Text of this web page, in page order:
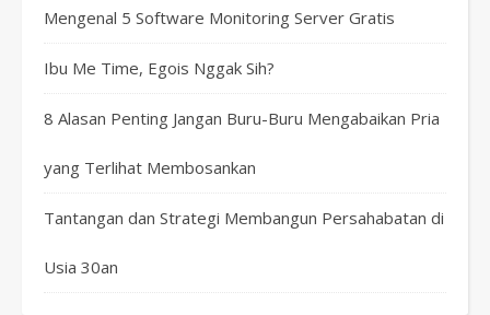
Mengenal 5 Software Monitoring Server Gratis
Ibu Me Time, Egois Nggak Sih?
8 Alasan Penting Jangan Buru-Buru Mengabaikan Pria
yang Terlihat Membosankan
Tantangan dan Strategi Membangun Persahabatan di
Usia 30an